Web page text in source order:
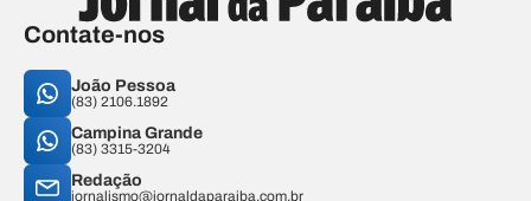
Contate-nos
João Pessoa
(83) 2106.1892
Campina Grande
(83) 3315-3204
Redação
jornalismo@jornaldaparaiba.com.br